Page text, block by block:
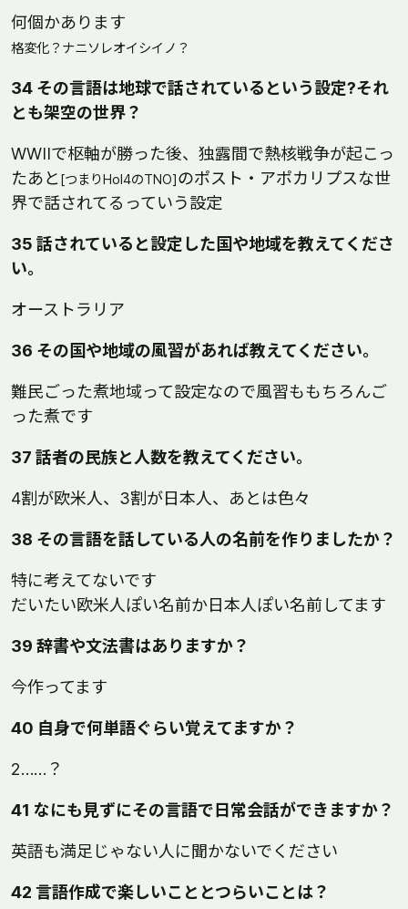
何個かあります
格変化？ナニソレオイシイノ？
34 その言語は地球で話されているという設定?それ
とも架空の世界？
WWIIで枢軸が勝った後、独露間で熱核戦争が起こっ
たあと [つまりHoI4のTNO]のポスト・アポカリプスな世
界で話されてるっていう設定
35 話されていると設定した国や地域を教えてくださ
い。
オーストラリア
36 その国や地域の風習があれば教えてください。
難民ごった煮地域って設定なので風習ももちろんご
った煮です
37 話者の民族と人数を教えてください。
4割が欧米人、3割が日本人、あとは色々
38 その言語を話している人の名前を作りましたか？
特に考えてないです
だいたい欧米人ぽい名前か日本人ぽい名前してます
39 辞書や文法書はありますか？
今作ってます
40 自身で何単語ぐらい覚えてますか？
2……？
41 なにも見ずにその言語で日常会話ができますか？
英語も満足じゃない人に聞かないでください
42 言語作成で楽しいこととつらいことは？